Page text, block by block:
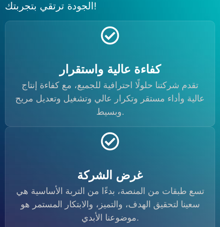
الجودة ترتقي بتجربتك!
كفاءة عالية واستقرار
تقدم شركتنا حلولًا احترافية للجميع، مع كفاءة إنتاج
عالية وأداء مستقر وتكرار عالي وتشغيل وتعديل مريح
وبسيط.
غرض الشركة
تسع طبقات من المنصة، بدءًا من التربة الأساسية هي
سعينا لتحقيق الهدف، والتميز، والابتكار المستمر هو
موضوعنا الأبدي.